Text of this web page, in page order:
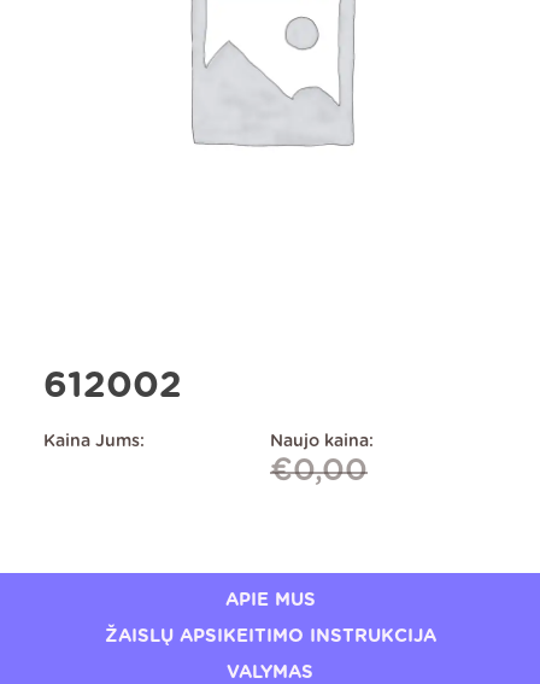
612002
Kaina Jums: Naujo kaina:
€0,00
APIE MUS
ŽAISLŲ APSIKEITIMO INSTRUKCIJA
VALYMAS